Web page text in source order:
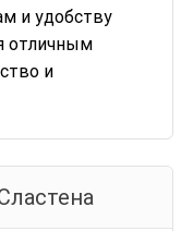
и удобству
отличным
и